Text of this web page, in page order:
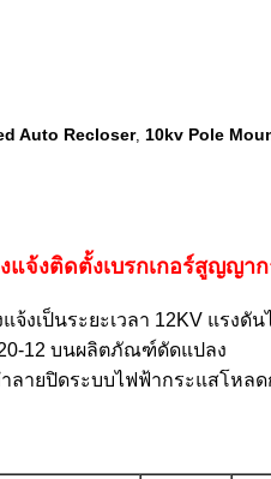
Auto Recloser, 10kv Pole
แจ้งติดตั้งเบรกเกอร์สูญญ
จ้งเป็นระยะเวลา 12KV แร
12 บนผลิตภัณฑ์ดัดแปลง
ายปิดระบบไฟฟ้ากระแสโหลด